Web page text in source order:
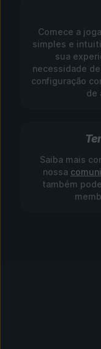
Comece a
simples e
sua
necessidade
configuração
de
Saiba mais
nossa
também